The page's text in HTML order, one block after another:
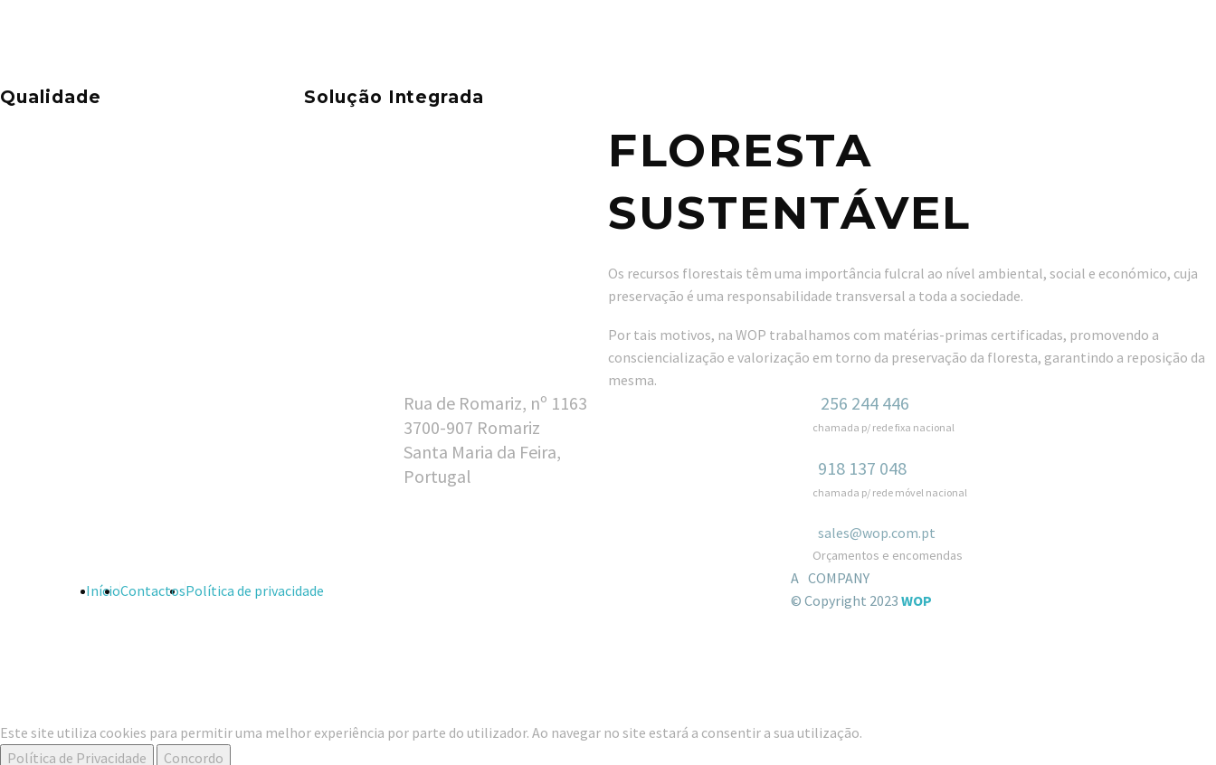
Qualidade Solução Integrada
FLORESTA
SUSTENTÁVEL
Os recursos florestais têm uma importância fulcral ao nível ambiental, social e económico, cuja
preservação é uma responsabilidade transversal a toda a sociedade.
Por tais motivos, na WOP trabalhamos com matérias-primas certificadas, promovendo a
consciencialização e valorização em torno da preservação da floresta, garantindo a reposição da
mesma.
Rua de Romariz, nº 1163
3700-907 Romariz
Santa Maria da Feira,
Portugal
256 244 446
chamada p/ rede fixa nacional
918 137 048
chamada p/ rede móvel nacional
sales@wop.com.pt
Orçamentos e encomendas
InícioContactosPolítica de privacidade
A COMPANY
© Copyright 2023 WOP
Este site utiliza cookies para permitir uma melhor experiência por parte do utilizador. Ao navegar no site estará a consentir a sua utilização.
Política de Privacidade
Concordo